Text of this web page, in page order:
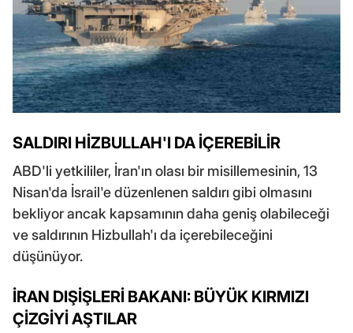
SALDIRI HİZBULLAH'I DA İÇEREBİLİR
ABD'li yetkililer, İran'ın olası bir misillemesinin, 13
Nisan'da İsrail'e düzenlenen saldırı gibi olmasını
bekliyor ancak kapsamının daha geniş olabileceği
ve saldırının Hizbullah'ı da içerebileceğini
düşünüyor.
İRAN DIŞİŞLERİ BAKANI: BÜYÜK KIRMIZI
ÇİZGİYİ AŞTILAR